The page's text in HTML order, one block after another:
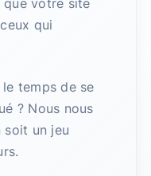
que votre site
qui
temps de se
? Nous nous
soit un jeu